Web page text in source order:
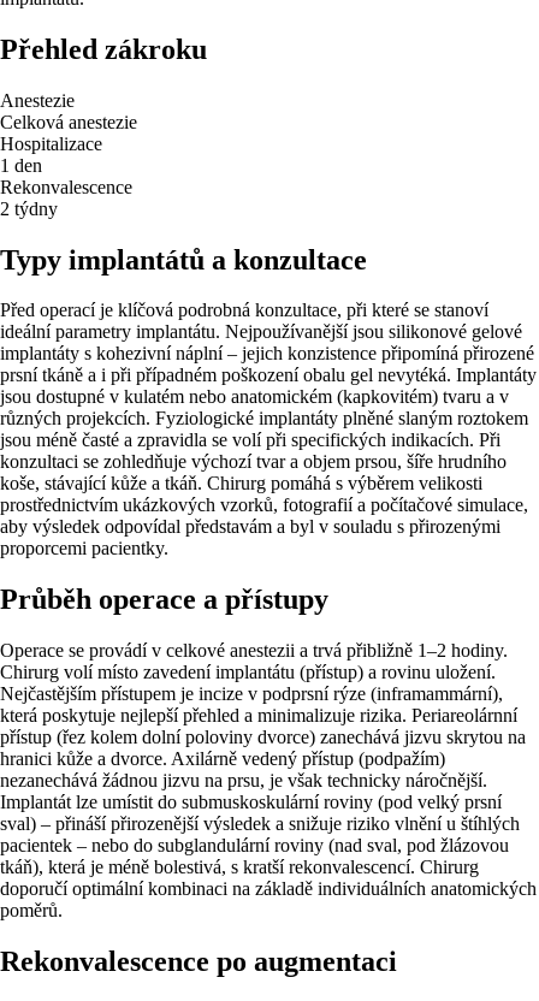
Přehled zákroku
Anestezie
Celková anestezie
Hospitalizace
1 den
Rekonvalescence
2 týdny
Typy implantátů a konzultace
Před operací je klíčová podrobná konzultace, při které se stanoví
ideální parametry implantátu. Nejpoužívanější jsou silikonové gelové
implantáty s kohezivní náplní – jejich konzistence připomíná přirozené
prsní tkáně a i při případném poškození obalu gel nevytéká. Implantáty
jsou dostupné v kulatém nebo anatomickém (kapkovitém) tvaru a v
různých projekcích. Fyziologické implantáty plněné slaným roztokem
jsou méně časté a zpravidla se volí při specifických indikacích. Při
konzultaci se zohledňuje výchozí tvar a objem prsou, šíře hrudního
koše, stávající kůže a tkáň. Chirurg pomáhá s výběrem velikosti
prostřednictvím ukázkových vzorků, fotografií a počítačové simulace,
aby výsledek odpovídal představám a byl v souladu s přirozenými
proporcemi pacientky.
Průběh operace a přístupy
Operace se provádí v celkové anestezii a trvá přibližně 1–2 hodiny.
Chirurg volí místo zavedení implantátu (přístup) a rovinu uložení.
Nejčastějším přístupem je incize v podprsní rýze (inframammární),
která poskytuje nejlepší přehled a minimalizuje rizika. Periareolárnní
přístup (řez kolem dolní poloviny dvorce) zanechává jizvu skrytou na
hranici kůže a dvorce. Axilárně vedený přístup (podpažím)
nezanechává žádnou jizvu na prsu, je však technicky náročnější.
Implantát lze umístit do submuskoskulární roviny (pod velký prsní
sval) – přináší přirozenější výsledek a snižuje riziko vlnění u štíhlých
pacientek – nebo do subglandulární roviny (nad sval, pod žlázovou
tkáň), která je méně bolestivá, s kratší rekonvalescencí. Chirurg
doporučí optimální kombinaci na základě individuálních anatomických
poměrů.
Rekonvalescence po augmentaci